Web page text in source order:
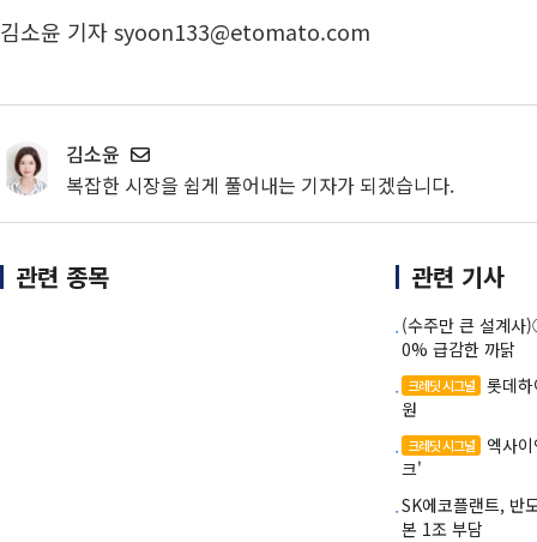
김소윤 기자 syoon133@etomato.com
김소윤
복잡한 시장을 쉽게 풀어내는 기자가 되겠습니다.
관련 종목 관련 기사
(수주만 큰 설계
0% 급감한 까닭
크레딧 시그널
롯데
원
크레딧 시그널
엑사
크'
SK에코플랜트, 반
본 1조 부담